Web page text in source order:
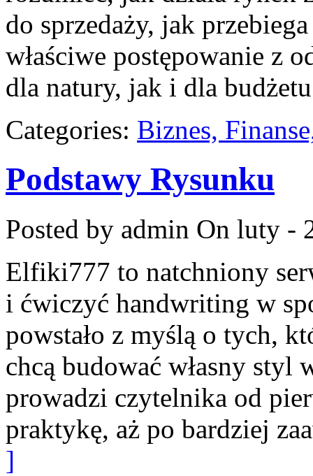
do sprzedaży, jak
właściwe postępowanie z
dla natury, jak i dla
Categories: Biznes,
Podstawy Rysunku
Posted by admin On luty -
Elfiki777 to natchniony
i ćwiczyć handwriting w
powstało z myślą o tych,
chcą budować własny styl
prowadzi czytelnika od
praktykę, aż po bardziej
]